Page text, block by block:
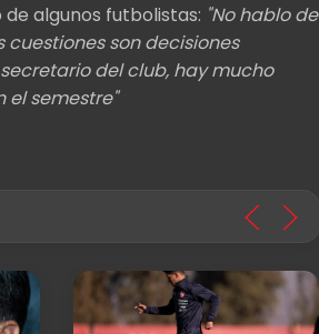
algunos futbolistas: "No hablo de
son decisiones
del club, hay mucho
el semestre"